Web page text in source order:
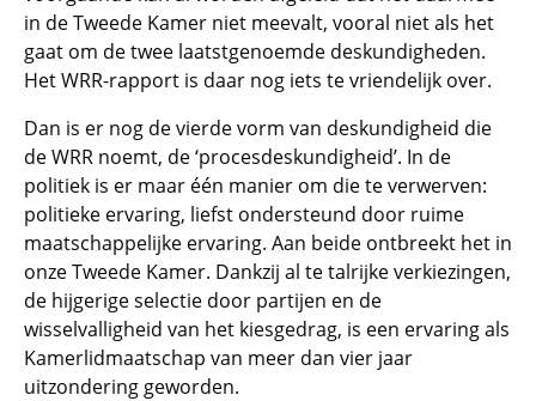
in de Tweede Kamer niet meevalt, vooral niet als het
gaat om de twee laatstgenoemde deskundigheden.
Het WRR-rapport is daar nog iets te vriendelijk over.
Dan is er nog de vierde vorm van deskundigheid die
de WRR noemt, de ‘procesdeskundigheid’. In de
politiek is er maar één manier om die te verwerven:
politieke ervaring, liefst ondersteund door ruime
maatschappelijke ervaring. Aan beide ontbreekt het in
onze Tweede Kamer. Dankzij al te talrijke verkiezingen,
de hijgerige selectie door partijen en de
wisselvalligheid van het kiesgedrag, is een ervaring als
Kamerlidmaatschap van meer dan vier jaar
uitzondering geworden.